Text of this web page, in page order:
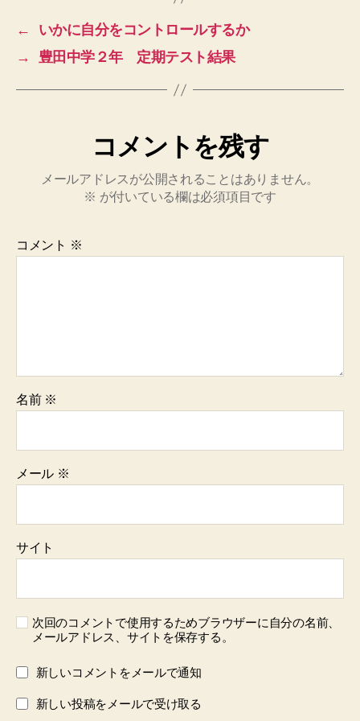
←
いかに自分をコントロールするか
→
豊田中学２年 定期テスト結果
コメントを残す
メールアドレスが公開されることはありません。
※ が付いている欄は必須項目です
コメント ※
名前 ※
メール ※
サイト
次回のコメントで使用するためブラウザーに自分の名前、
メールアドレス、サイトを保存する。
新しいコメントをメールで通知
新しい投稿をメールで受け取る